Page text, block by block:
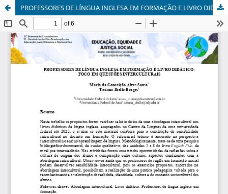
PROFESSORES DE LÍNGUA INGLESA EM FORMAÇÃO E LIVRO DIDÁTICO: FOCO EM QUESTÕES INTERCULTURAIS